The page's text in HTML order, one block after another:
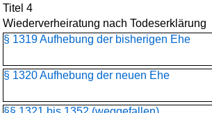
Titel 4
Wiederverheiratung nach Todeserklärung
§ 1319 Aufhebung der bisherigen Ehe
§ 1320 Aufhebung der neuen Ehe